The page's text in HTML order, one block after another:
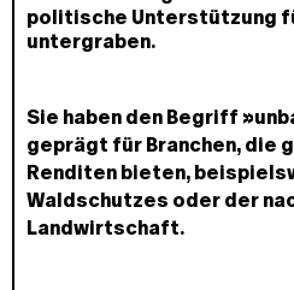
politische Unterstützung
untergraben.
Sie haben den Begriff
geprägt für Branchen, die
Renditen bieten,
Waldschutzes oder der
Landwirtschaft.